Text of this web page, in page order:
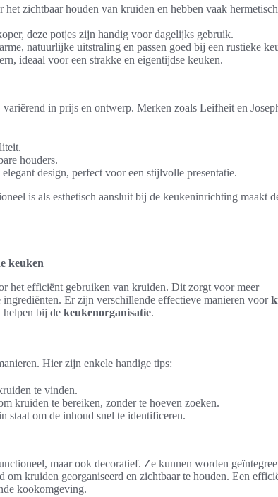
zichtbaar houden van kruiden en hebben vaak
deze potjes zijn handig voor dagelijks gebruik.
natuurlijke uitstraling en passen goed bij een rustieke
ideaal voor een strakke en eigentijdse keuken.
in prijs en ontwerp. Merken zoals Leifheit en
houders.
design, perfect voor een stijlvolle presentatie.
is als esthetisch aansluit bij de keukeninrichting maakt
keuken
het efficiënt gebruiken van kruiden. Dit zorgt voor meer
Er zijn verschillende effectieve manieren voor
helpen bij de keukenorganisatie.
Hier zijn enkele handige tips:
te vinden.
kruiden te bereiken, zonder te hoeven zoeken.
staat om de inhoud snel te identificeren.
maar ook decoratief. Ze kunnen worden
kruiden georganiseerd en zichtbaar te houden. Een
kookomgeving.